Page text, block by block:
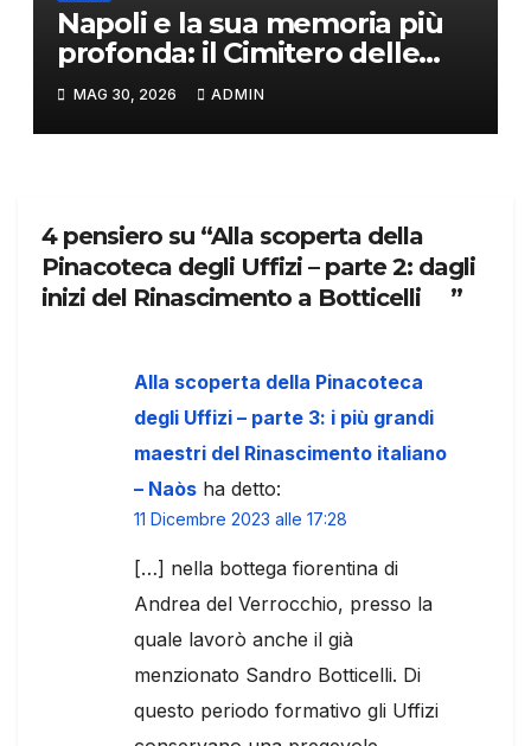
Napoli e la sua memoria più
profonda: il Cimitero delle
Fontanelle
MAG 30, 2026 ADMIN
4 pensiero su “Alla scoperta della
Pinacoteca degli Uffizi – parte 2: dagli
inizi del Rinascimento a Botticelli ”
Alla scoperta della Pinacoteca
degli Uffizi – parte 3: i più grandi
maestri del Rinascimento italiano
– Naòs ha detto:
11 Dicembre 2023 alle 17:28
[…] nella bottega fiorentina di
Andrea del Verrocchio, presso la
quale lavorò anche il già
menzionato Sandro Botticelli. Di
questo periodo formativo gli Uffizi